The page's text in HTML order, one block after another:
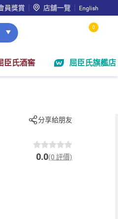
員獎賞 店舖一覽 English
0
臣氏酒窖 屈臣氏旗艦店
分享給朋友
0.0(0 評價)